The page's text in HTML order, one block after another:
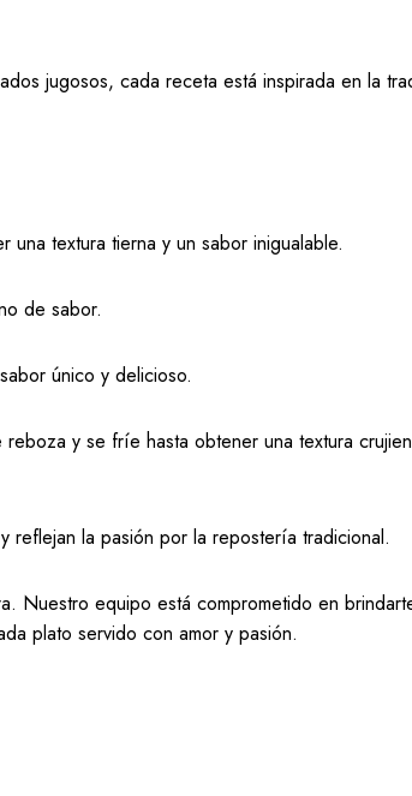
jugosos, cada receta está inspirada en la
textura tierna y un sabor inigualable.
de sabor.
único y delicioso.
y se fríe hasta obtener una textura
la pasión por la repostería tradicional.
Nuestro equipo está comprometido en
plato servido con amor y pasión.